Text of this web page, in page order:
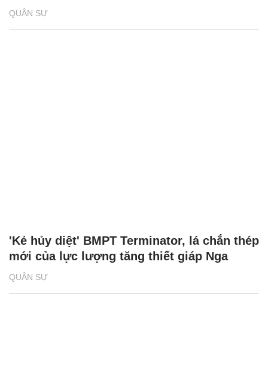
QUÂN SỰ
QUÂN SỰ
'Kẻ hủy diệt' BMPT Terminator, lá chắn thép
mới của lực lượng tăng thiết giáp Nga